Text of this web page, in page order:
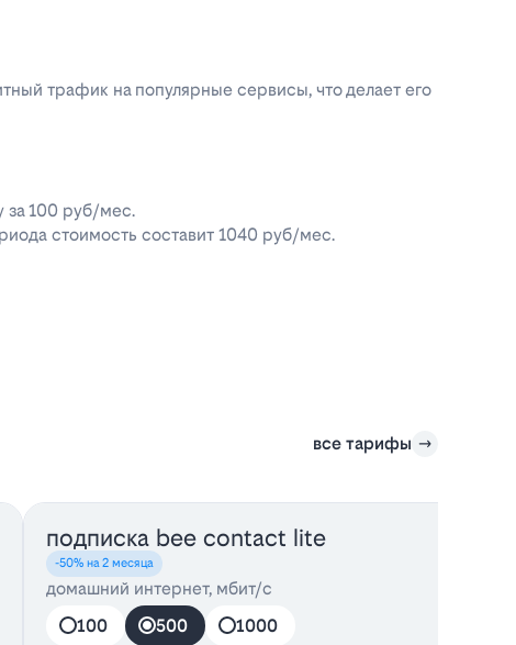
трафик на популярные сервисы, что делает его
за 100 руб/мес.
стоимость составит 1040 руб/мес.
все тарифы
подписка bee contact lite
-50% на 2 месяца
домашний интернет, мбит/с
100
500
1000